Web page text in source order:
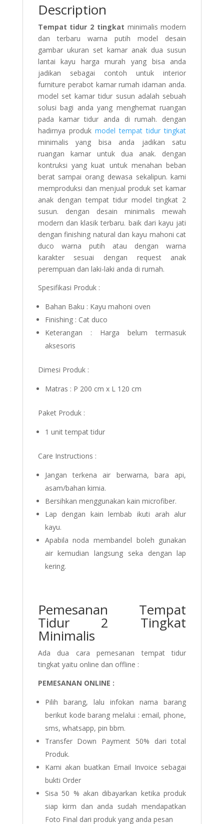
Description
Tempat tidur 2 tingkat minimalis modern
dan terbaru warna putih model desain
gambar ukuran set kamar anak dua susun
lantai kayu harga murah yang bisa anda
jadikan sebagai contoh untuk interior
furniture perabot kamar rumah idaman anda.
model set kamar tidur susun adalah sebuah
solusi bagi anda yang menghemat ruangan
pada kamar tidur anda di rumah. dengan
hadirnya produk model tempat tidur tingkat
minimalis yang bisa anda jadikan satu
ruangan kamar untuk dua anak. dengan
kontruksi yang kuat untuk menahan beban
berat sampai orang dewasa sekalipun. kami
memproduksi dan menjual produk set kamar
anak dengan tempat tidur model tingkat 2
susun. dengan desain minimalis mewah
modern dan klasik terbaru. baik dari kayu jati
dengan finishing natural dan kayu mahoni cat
duco warna putih atau dengan warna
karakter sesuai dengan request anak
perempuan dan laki-laki anda di rumah.
Spesifikasi Produk :
Bahan Baku : Kayu mahoni oven
Finishing : Cat duco
Keterangan : Harga belum termasuk
aksesoris
Dimesi Produk :
Matras : P 200 cm x L 120 cm
Paket Produk :
1 unit tempat tidur
Care Instructions :
Jangan terkena air berwarna, bara api,
asam/bahan kimia.
Bersihkan menggunakan kain microfiber.
Lap dengan kain lembab ikuti arah alur
kayu.
Apabila noda membandel boleh gunakan
air kemudian langsung seka dengan lap
kering.
Pemesanan Tempat
Tidur 2 Tingkat
Minimalis
Ada dua cara pemesanan tempat tidur
tingkat yaitu online dan offline :
PEMESANAN ONLINE :
Pilih barang, lalu infokan nama barang
berikut kode barang melalui : email, phone,
sms, whatsapp, pin bbm.
Transfer Down Payment 50% dari total
Produk.
Kami akan buatkan Email Invoice sebagai
bukti Order
Sisa 50 % akan dibayarkan ketika produk
siap kirm dan anda sudah mendapatkan
Foto Final dari produk yang anda pesan